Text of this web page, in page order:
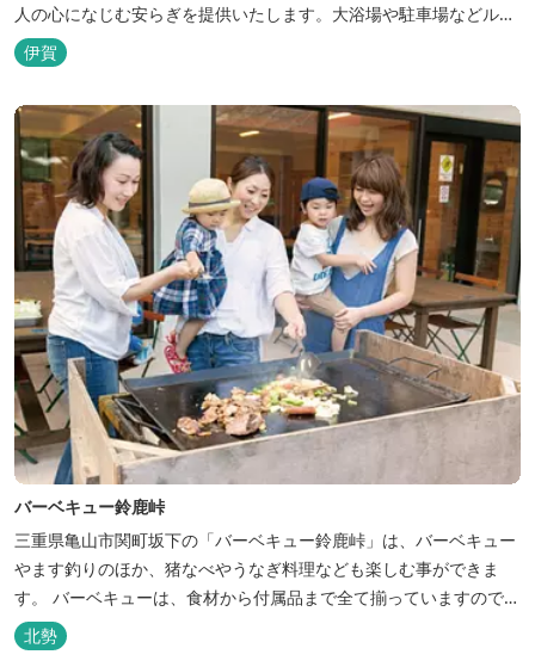
人の心になじむ安らぎを提供いたします。大浴場や駐車場などルー
トインホテルズの機能性や利便性はそのままに、穏やかな和のニュ
アンスを湛えた空間は、ビジネスにも観光にも、幅広くお役立てい
ただけるホテルです。
伊賀
バーベキュー鈴鹿峠
三重県亀山市関町坂下の「バーベキュー鈴鹿峠」は、バーベキュー
やます釣りのほか、猪なべやうなぎ料理なども楽しむ事ができま
す。 バーベキューは、食材から付属品まで全て揃っていますので手
ぶらで楽しむ事ができますよ！釣り掘がありますので、釣ったその
場で味わえる「マス釣り」も人気です。 宿泊施設も完備していま
北勢